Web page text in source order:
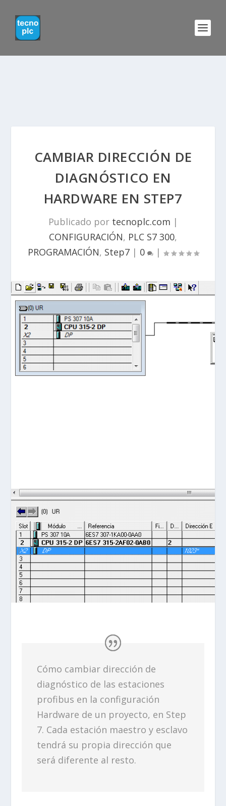
CAMBIAR DIRECCIÓN DE
DIAGNÓSTICO EN
HARDWARE EN STEP7
Publicado por tecnoplc.com |
CONFIGURACIÓN, PLC S7 300,
PROGRAMACIÓN, Step7| 0 |
Cómo cambiar dirección de
diagnóstico de las estaciones
profibus en la configuración
Hardware de un proyecto, en Step
7. Cada estación maestro y esclavo
tendrá su propia dirección que
será diferente al resto.